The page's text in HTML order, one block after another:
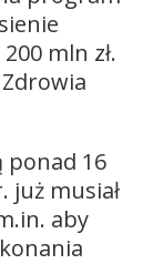
mln zł.
ponad 16
już musiał
aby